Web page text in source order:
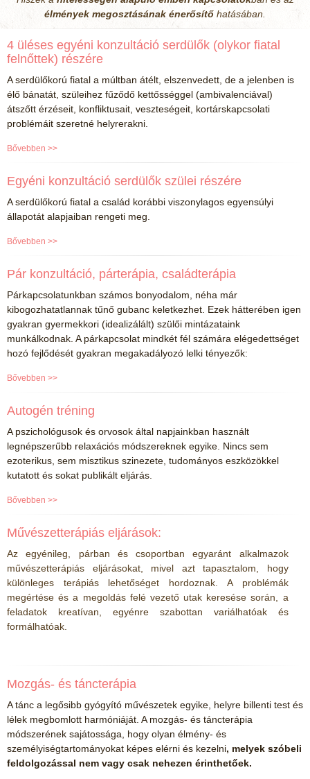
élmények megosztásának énerősítő hatásában.
4 üléses egyéni konzultáció serdülők (olykor fiatal
felnőttek) részére
A serdülőkorú fiatal a múltban átélt, elszenvedett, de a jelenben is
élő bánatát, szüleihez fűződő kettősséggel (ambivalenciával)
átszőtt érzéseit, konfliktusait, veszteségeit, kortárskapcsolati
problémáit szeretné helyrerakni.
Bővebben >>
Egyéni konzultáció serdülők szülei részére
A serdülőkorú fiatal a család korábbi viszonylagos egyensúlyi
állapotát alapjaiban rengeti meg.
Bővebben >>
Pár konzultáció, párterápia, családterápia
Párkapcsolatunkban számos bonyodalom, néha már
kibogozhatatlannak tűnő gubanc keletkezhet. Ezek hátterében igen
gyakran gyermekkori (idealizálált) szülői mintázataink
munkálkodnak. A párkapcsolat mindkét fél számára elégedettséget
hozó fejlődését gyakran megakadályozó lelki tényezők:
Bővebben >>
Autogén tréning
A pszichológusok és orvosok által napjainkban használt
legnépszerűbb relaxációs módszereknek egyike. Nincs sem
ezoterikus, sem misztikus szinezete, tudományos eszközökkel
kutatott és sokat publikált eljárás.
Bővebben >>
Művészetterápiás eljárások:
Az egyénileg, párban és csoportban egyaránt alkalmazok
művészetterápiás eljárásokat, mivel azt tapasztalom, hogy
különleges terápiás lehetőséget hordoznak. A problémák
megértése és a megoldás felé vezető utak keresése során, a
feladatok kreatívan, egyénre szabottan variálhatóak és
formálhatóak.
Mozgás- és táncterápia
A tánc a legősibb gyógyító művészetek egyike, helyre billenti test és
lélek megbomlott harmóniáját. A mozgás- és táncterápia
módszerének sajátossága, hogy olyan élmény- és
személyiségtartományokat képes elérni és kezelni, melyek szóbeli
feldolgozással nem vagy csak nehezen érinthetőek.